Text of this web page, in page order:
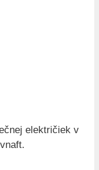
električiek v